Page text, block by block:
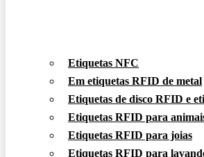
Etiquetas NFC
Em etiquetas RFID de metal
Etiquetas de disco RFID e
Etiquetas RFID para
Etiquetas RFID para joias
Etiquetas RFID para